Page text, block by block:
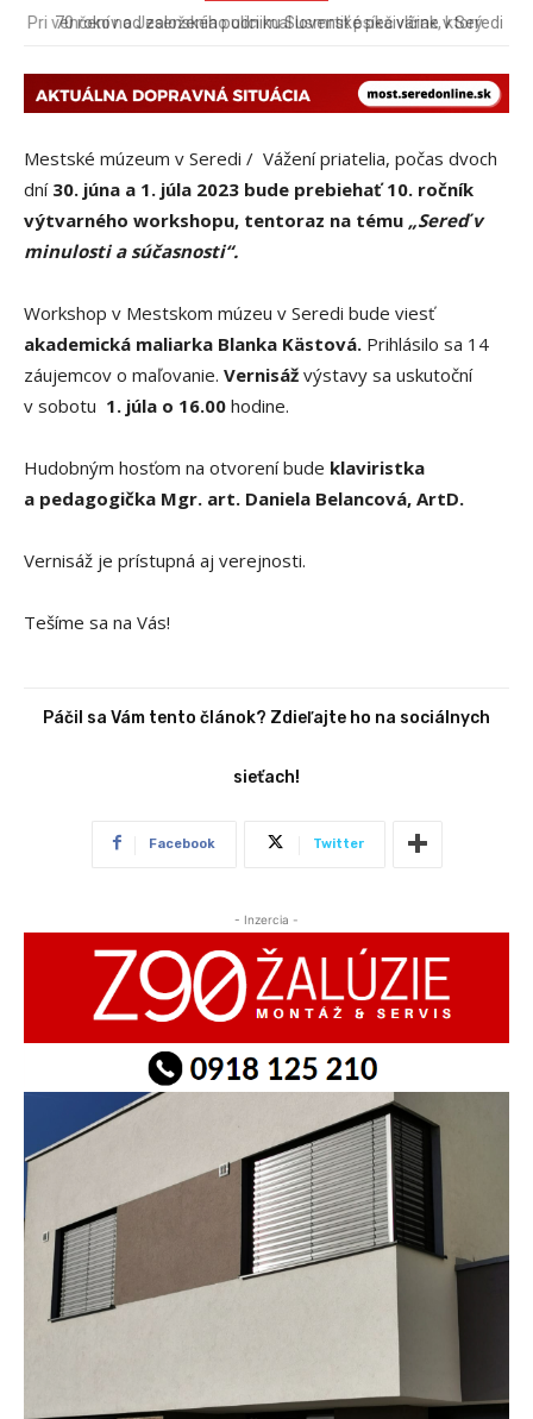
70 rokov od založenia podniku Slovenské pečivárne v Seredi
Mestské múzeum v Seredi / Vážení priatelia, počas dvoch
dní 30. júna a 1. júla 2023 bude prebiehať 10. ročník
výtvarného workshopu, tentoraz na tému „Sereď v
minulosti a súčasnosti“.
Workshop v Mestskom múzeu v Seredi bude viesť
akademická maliarka Blanka Kästová. Prihlásilo sa 14
záujemcov o maľovanie. Vernisáž výstavy sa uskutoční
v sobotu 1. júla o 16.00 hodine.
Hudobným hosťom na otvorení bude klaviristka
a pedagogička Mgr. art. Daniela Belancová, ArtD.
Vernisáž je prístupná aj verejnosti.
Tešíme sa na Vás!
Páčil sa Vám tento článok? Zdieľajte ho na sociálnych
sieťach!
Facebook Twitter
- Inzercia -